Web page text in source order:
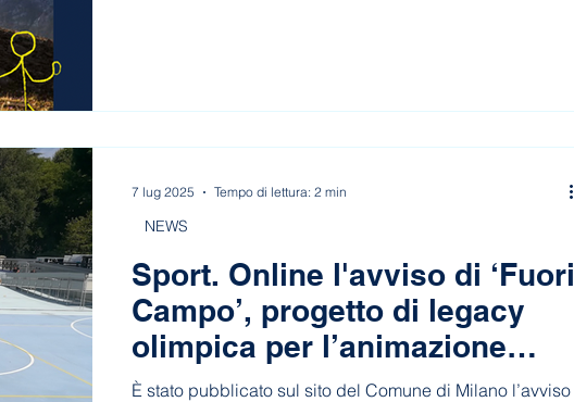
Sport. Online l'avviso di ‘Fuori
Campo’, progetto di legacy
olimpica per l’animazione
sportiva nei municipi
È stato pubblicato sul sito del Comune di Milano l’avviso
NEWS
7 lug 2025 Tempo di lettura: 2 min